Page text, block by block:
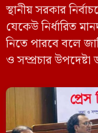
স্থানীয় সরকার
যেকেউ নির্ধারিত
নিতে পারবে বলে
ও সম্প্রচার
সম্মেলন কক্ষে এক
এক প্রশ্নের জবাবে